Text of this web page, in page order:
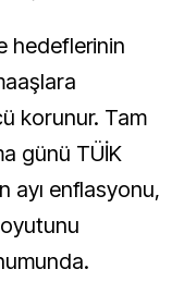
hedeflerinin
korunur. Tam
günü TÜİK
ayı enflasyonu,